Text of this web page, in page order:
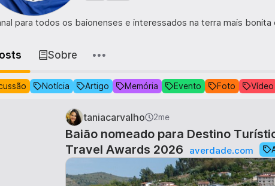
para todos os baionenses e interessados na terra mais bonita
Sobre
Notícia Artigo Memória Evento Foto Vídeo
taniacarvalho 2me
Baião nomeado para Destino
Travel Awards 2026
averdade.com